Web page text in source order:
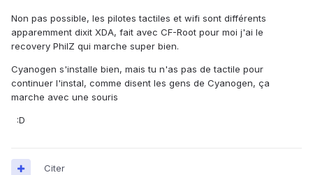
Non pas possible, les pilotes tactiles et wifi sont différents
apparemment dixit XDA, fait avec CF-Root pour moi j'ai le
recovery PhilZ qui marche super bien.
Cyanogen s'installe bien, mais tu n'as pas de tactile pour
continuer l'instal, comme disent les gens de Cyanogen, ça
marche avec une souris
:D
Citer